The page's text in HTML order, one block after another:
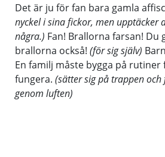
Det är ju för fan bara gamla
nyckel i sina fickor, men upptäcker
några.) Fan! Brallorna farsan! Du
brallorna också! (för sig själv)
En familj måste bygga på
fungera. (sätter sig på trappen och
genom luften)